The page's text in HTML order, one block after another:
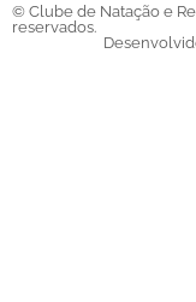
© Clube de Natação e
reservados.